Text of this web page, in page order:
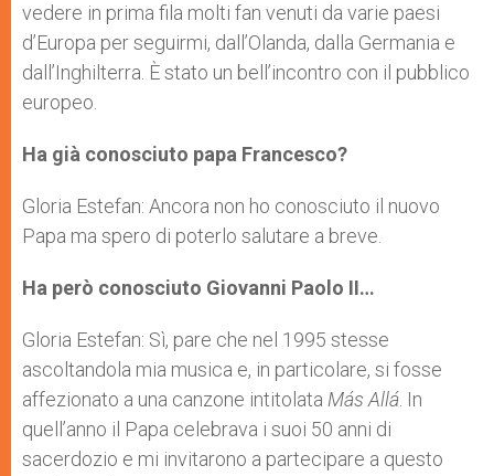
vedere in prima fila molti fan venuti da varie paesi
d’Europa per seguirmi, dall’Olanda, dalla Germania e
dall’Inghilterra. È stato un bell’incontro con il pubblico
europeo.
Ha già conosciuto papa Francesco?
Gloria Estefan: Ancora non ho conosciuto il nuovo
Papa ma spero di poterlo salutare a breve.
Ha però conosciuto Giovanni Paolo II…
Gloria Estefan: Sì, pare che nel 1995 stesse
ascoltandola mia musica e, in particolare, si fosse
affezionato a una canzone intitolata Más Allá . In
quell’anno il Papa celebrava i suoi 50 anni di
sacerdozio e mi invitarono a partecipare a questo